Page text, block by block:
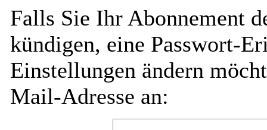
Falls Sie Ihr Abonnement
kündigen, eine Passwort-
Einstellungen ändern
Mail-Adresse an: